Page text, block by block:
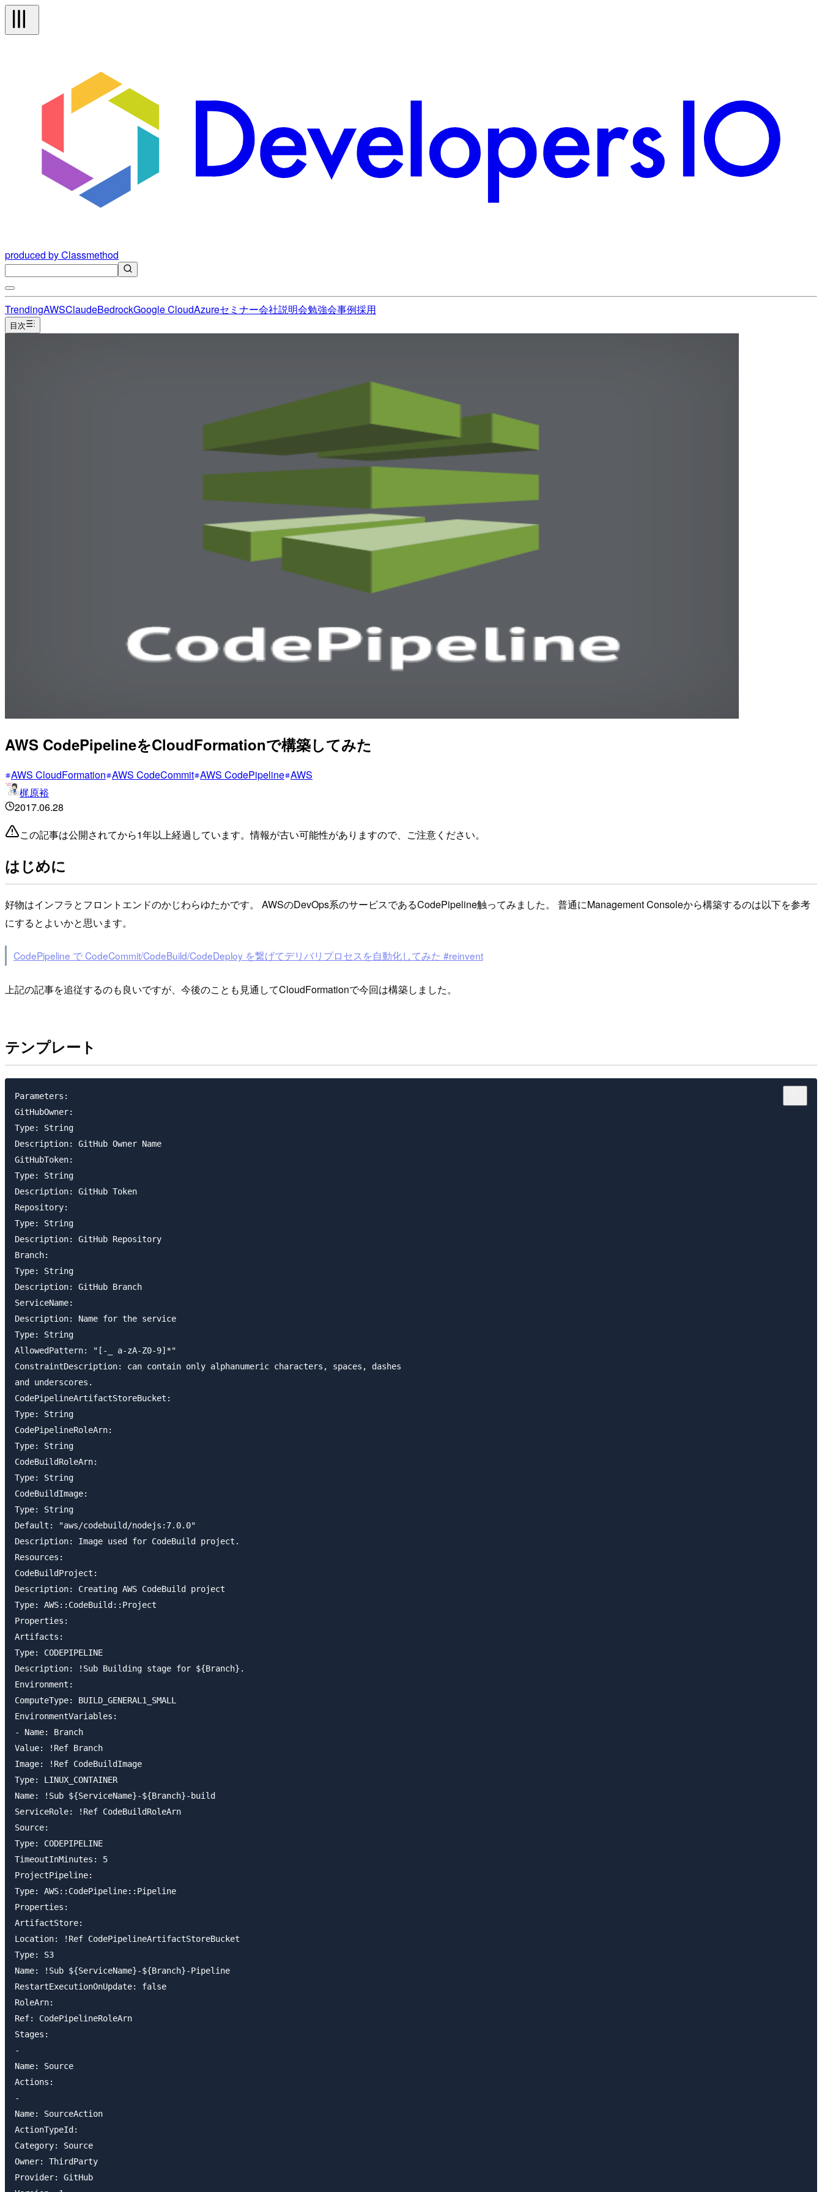
produced by Classmethod
TrendingAWSClaudeBedrockGoogle CloudAzureセミナー会社説明会勉強会事例採用
目次
AWS CodePipelineをCloudFormationで構築してみた
AWS CloudFormation AWS CodeCommit AWS CodePipeline AWS
梶原裕
2017.06.28
この記事は公開されてから1年以上経過しています。情報が古い可能性がありますので、ご注意ください。
はじめに
好物はインフラとフロントエンドのかじわらゆたかです。 AWSのDevOps系のサービスであるCodePipeline触ってみました。 普通にManagement Consoleから構築するのは以下を参考
にするとよいかと思います。
CodePipeline で CodeCommit/CodeBuild/CodeDeploy を繋げてデリバリプロセスを自動化してみた #reinvent
上記の記事を追従するのも良いですが、今後のことも見通してCloudFormationで今回は構築しました。
テンプレート
Parameters:
GitHubOwner:
Type: String
Description: GitHub Owner Name
GitHubToken:
Type: String
Description: GitHub Token
Repository:
Type: String
Description: GitHub Repository
Branch:
Type: String
Description: GitHub Branch
ServiceName:
Description: Name for the service
Type: String
AllowedPattern: "[-_ a-zA-Z0-9]*"
ConstraintDescription: can contain only alphanumeric characters, spaces, dashes
and underscores.
CodePipelineArtifactStoreBucket:
Type: String
CodePipelineRoleArn:
Type: String
CodeBuildRoleArn:
Type: String
CodeBuildImage:
Type: String
Default: "aws/codebuild/nodejs:7.0.0"
Description: Image used for CodeBuild project.
Resources:
CodeBuildProject:
Description: Creating AWS CodeBuild project
Type: AWS::CodeBuild::Project
Properties:
Artifacts:
Type: CODEPIPELINE
Description: !Sub Building stage for ${Branch}.
Environment:
ComputeType: BUILD_GENERAL1_SMALL
EnvironmentVariables:
- Name: Branch
Value: !Ref Branch
Image: !Ref CodeBuildImage
Type: LINUX_CONTAINER
Name: !Sub ${ServiceName}-${Branch}-build
ServiceRole: !Ref CodeBuildRoleArn
Source:
Type: CODEPIPELINE
TimeoutInMinutes: 5
ProjectPipeline:
Type: AWS::CodePipeline::Pipeline
Properties:
ArtifactStore:
Location: !Ref CodePipelineArtifactStoreBucket
Type: S3
Name: !Sub ${ServiceName}-${Branch}-Pipeline
RestartExecutionOnUpdate: false
RoleArn:
Ref: CodePipelineRoleArn
Stages:
-
Name: Source
Actions:
-
Name: SourceAction
ActionTypeId:
Category: Source
Owner: ThirdParty
Provider: GitHub